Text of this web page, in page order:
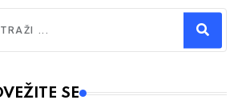
2 or more characters for results.
SE